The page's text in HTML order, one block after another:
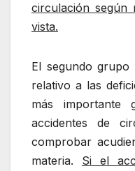
circulación según
vista.
El segundo grupo
relativo a las
más importante
accidentes de
comprobar
materia. Si el